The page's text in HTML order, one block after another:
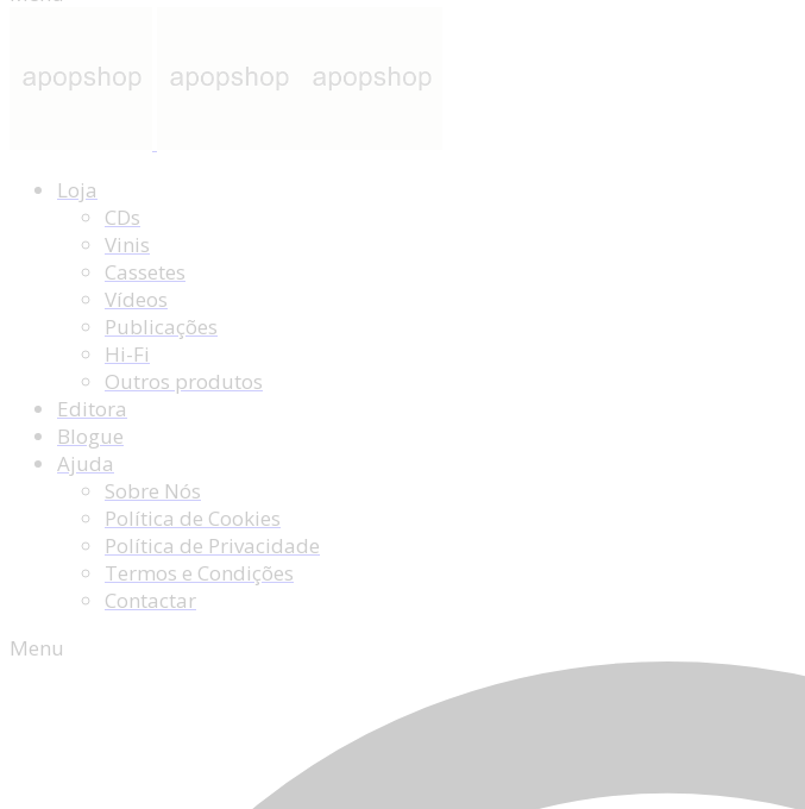
Loja
CDs
Vinis
Cassetes
Vídeos
Publicações
Hi-Fi
Outros produtos
Editora
Blogue
Ajuda
Sobre Nós
Política de Cookies
Política de Privacidade
Termos e Condições
Contactar
Menu